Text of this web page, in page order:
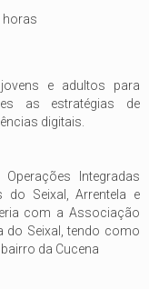
horas
e adultos para
as estratégias de
digitais.
Integradas
do Seixal, Arrentela e
com a Associação
do Seixal, tendo como
da Cucena